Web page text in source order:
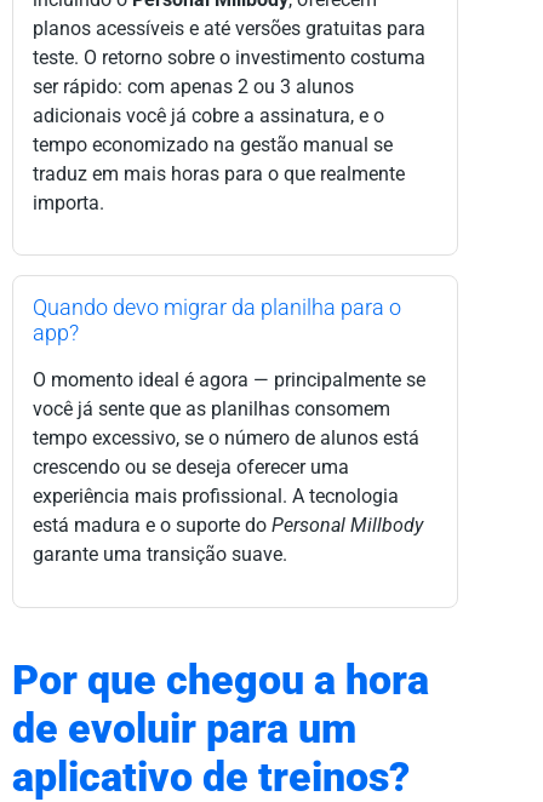
planos acessíveis e até versões gratuitas para
teste. O retorno sobre o investimento costuma
ser rápido: com apenas 2 ou 3 alunos
adicionais você já cobre a assinatura, e o
tempo economizado na gestão manual se
traduz em mais horas para o que realmente
importa.
Quando devo migrar da planilha para o
app?
O momento ideal é agora — principalmente se
você já sente que as planilhas consomem
tempo excessivo, se o número de alunos está
crescendo ou se deseja oferecer uma
experiência mais profissional. A tecnologia
está madura e o suporte do Personal Millbody
garante uma transição suave.
Por que chegou a hora
de evoluir para um
aplicativo de treinos?